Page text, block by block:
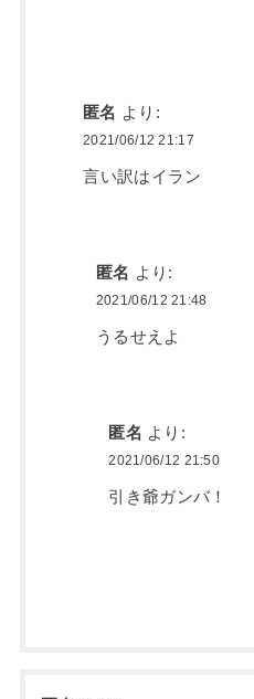
匿名 より:
2021/06/12 21:17
言い訳はイラン
匿名 より:
2021/06/12 21:48
うるせえよ
匿名 より:
2021/06/12 21:50
引き爺ガンバ！